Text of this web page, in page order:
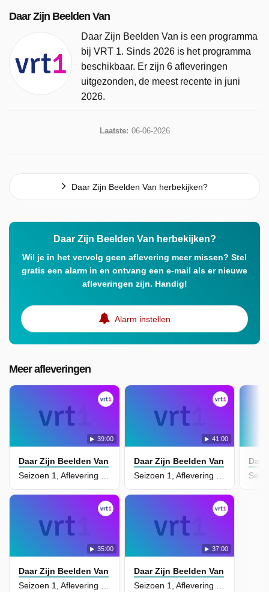
Daar Zijn Beelden Van
Daar Zijn Beelden Van is een programma
bij VRT 1. Sinds 2026 is het programma
beschikbaar. Er zijn 6 afleveringen
uitgezonden, de meest recente in juni
2026.
Laatste: 06-06-2026
Daar Zijn Beelden Van herbekijken?
Daar Zijn Beelden Van herbekijken?
Wil je in het vervolg geen aflevering meer missen? Stel
gratis een alarm in en ontvang een e-mail als er nieuwe
afleveringen zijn. Handig!
Alarm instellen
Meer afleveringen
39:00
Daar Zijn Beelden Van
Seizoen 1, Aflevering 7 - Tijs Vanneste
41:00
Daar Zijn Beelden Van
Seizoen 1, Aflevering 5 - Tomas De Soete
35:00
Daar Zijn Beelden Van
37:00
Daar Zijn Beelden Van